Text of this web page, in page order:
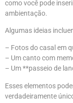
como você pode
ambientação.
Algumas ideias
– Fotos do casal em
– Um canto com
– Um **passeio de
Esses elementos
verdadeiramente